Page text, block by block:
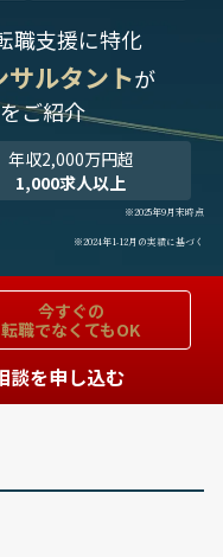
職支援に特化
ルタントが
ご紹介
年収2,000万円超
1,000求人以上
※2025年9月末時点
※2024年1-12月の実績に基づく
今すぐの
転職でなくてもOK
談を申し込む